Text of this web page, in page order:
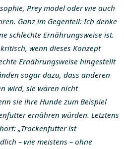
Prey model oder wie auch
Ganz im Gegenteil: Ich denke
schlechte Ernährungsweise ist.
wenn dieses Konzept
Ernährungsweise hingestellt
sogar dazu, dass anderen
wird, sie wären nicht
sie ihre Hunde zum Beispiel
ernähren würden. Letztens
„Trockenfutter ist
– wie meistens – ohne